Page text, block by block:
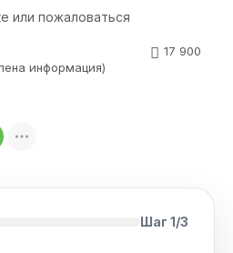
или пожаловаться
17 900
информация)
Шаг 1/3